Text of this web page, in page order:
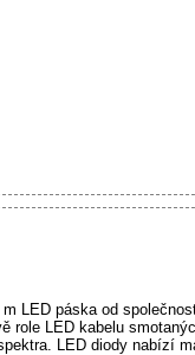
LED páska od
role LED kabelu
LED diody nabízí